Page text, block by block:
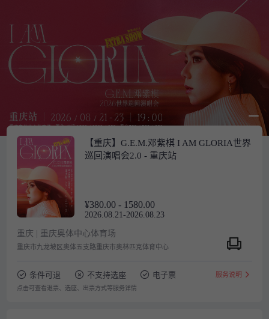
【重庆】G.E.M.邓紫棋 I AM GLORIA世界
巡回演唱会2.0 - 重庆站
¥380.00 - 1580.00
2026.08.21-2026.08.23
重庆 | 重庆奥体中心体育场
重庆市九龙坡区奥体五支路重庆市奥林匹克体育中心
条件可退 不支持选座 电子票 服务说明
点击可查看退票、选座、出票方式等服务详情